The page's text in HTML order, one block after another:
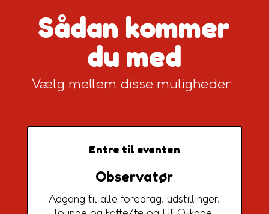
Sådan kommer
du med
Vælg mellem disse muligheder:
Entre til eventen
Observatør
Adgang til alle foredrag, udstillinger,